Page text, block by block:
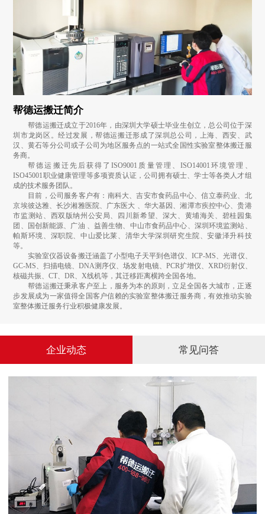
帮德运搬迁简介
帮德运搬迁成立于2016年，由深圳大学硕士毕业生创立，总公司位于深
圳市龙岗区。经过发展，帮德运搬迁形成了深圳总公司，上海、西安、武
汉、黄石等分公司或子公司为地区服务点的一站式全国性实验室整体搬迁服
务商。
帮德运搬迁先后获得了ISO9001质量管理、ISO14001环境管理、
ISO45001职业健康管理等多项资质认证，公司拥有硕士、学士等各类人才组
成的技术服务团队。
目前，公司服务客户有：南科大、吉安市食药品中心、信立泰药业、北
京埃彼达雅、长沙湘雅医院、广东医大 、华大基因、湘潭市疾控中心、贵港
市监测站、西双版纳州公安局、四川新希望、深大、黄埔海关、碧桂园集
团、国创新能源、广油 、益善生物、中山市食药品中心、深圳环境监测站、
帕斯环境、深职院、中山爱比莱、清华大学深圳研究生院、安徽泽升科技
等。
实验室仪器设备搬迁涵盖了小型电子天平到色谱仪、ICP-MS、光谱仪、
GC-MS、扫描电镜、DNA测序仪、场发射电镜、PCR扩增仪、XRD衍射仪、
核磁共振、CT、DR、X线机等，其迁移距离横跨全国各地。
帮德运搬迁秉承客户至上，服务为本的原则，立足全国各大城市，正逐
步发展成为一家值得全国客户信赖的实验室整体搬迁服务商，有效推动实验
室整体搬迁服务行业积极健康发展。
企业动态 常见问答